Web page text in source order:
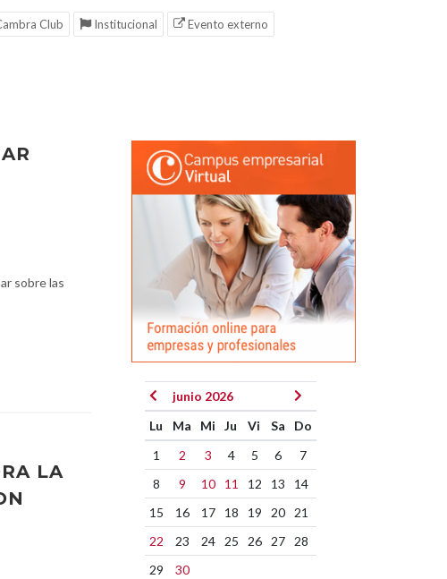
Club Institucional
Evento externo
sobre las
LA
junio 2026
Lu
Ma Mi Ju Vi Sa
Do
1
2 3 4 5 6
7
8
9 10 11 12 13
14
15
16 17 18 19 20
21
22
23 24 25 26 27
28
29
30